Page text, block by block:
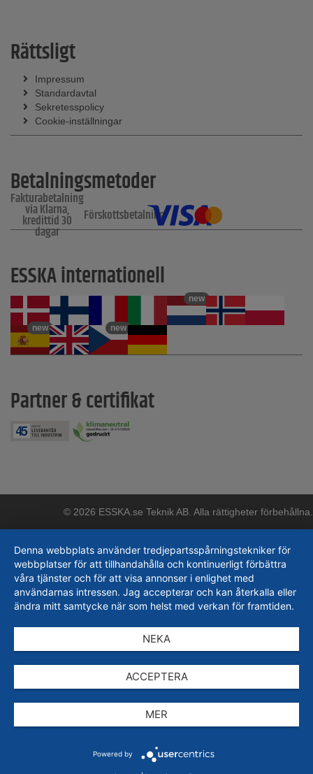
Rättsligt
Impressum
Standardavtal
Sekretesspolicy
Cookie-inställningar
Betalningsmetoder
Fakturabetalning
via Klarna,
kredittid 30
dagar
Förskottsbetalning
ESSKA internationell
new
new new
Partner & certifikat
© 2026 ESSKA.se Teknik AB. Alla rättigheter förbehållna.
Denna webbplats använder tredjepartsspårningstekniker för
webbplatser för att tillhandahålla och kontinuerligt förbättra
våra tjänster och för att visa annonser i enlighet med
användarnas intressen. Jag accepterar och kan återkalla eller
ändra mitt samtycke när som helst med verkan för framtiden.
NEKA
ACCEPTERA
MER
Powered by